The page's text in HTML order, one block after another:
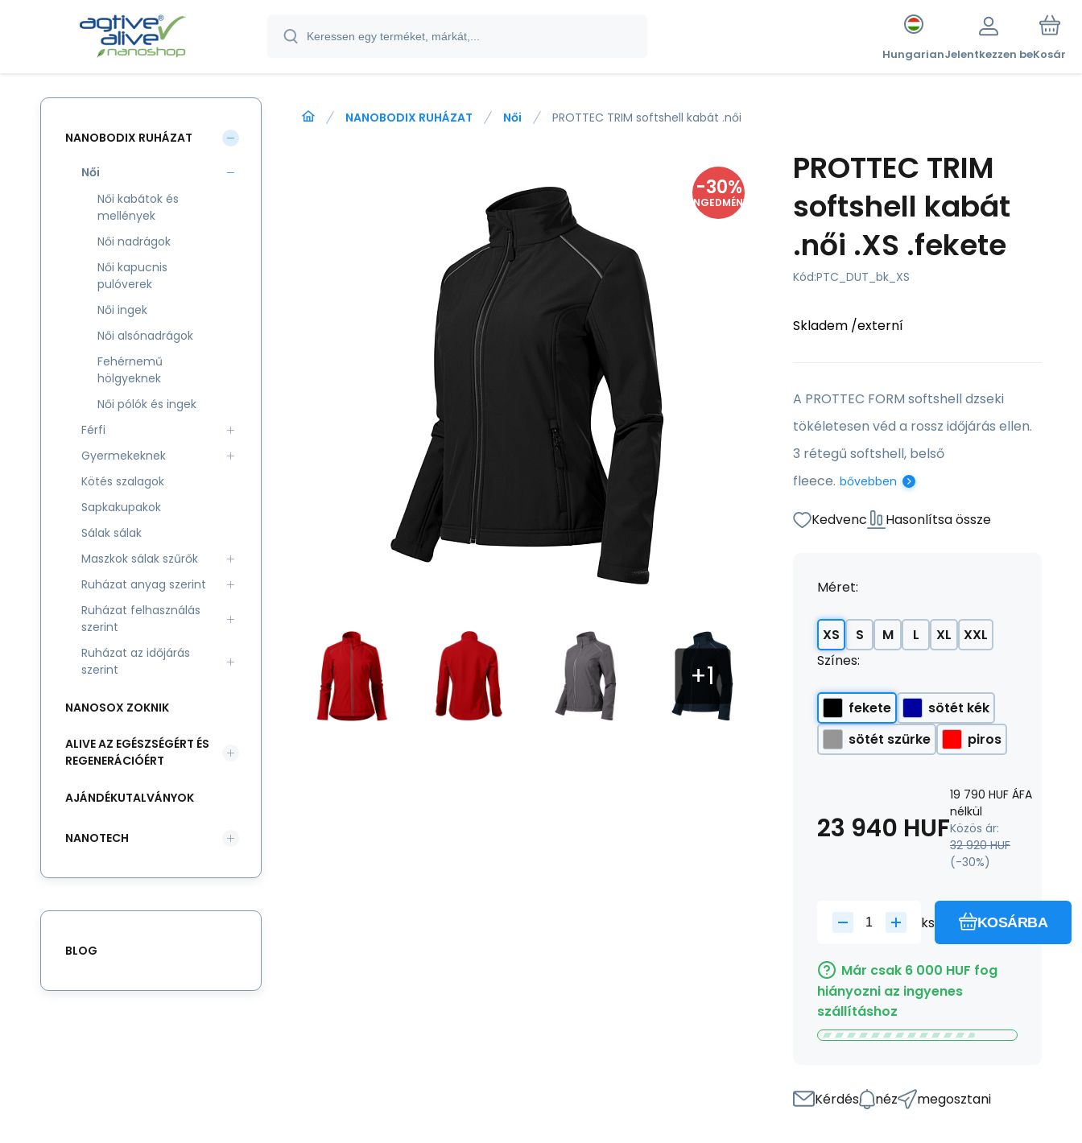
HungarianJelentkezzen beKosár
NANOBODIX RUHÁZAT Női PROTTEC TRIM softshell kabát .női
-30%
ENGEDMÉNY
PROTTEC TRIM
softshell kabát
.női .XS .fekete
Kód:PTC_DUT_bk_XS
Skladem /externí
A PROTTEC FORM softshell dzseki
tökéletesen véd a rossz időjárás ellen.
3 rétegű softshell, belső
fleece. bővebben
Kedvenc Hasonlítsa össze
Méret:
XS S M L XL
XXL
Színes:
fekete
sötét kék
sötét szürke
piros
23 940 HUF
19 790 HUF ÁFA
nélkül
Közös ár:
32 920 HUF
(-30%)
ks KOSÁRBA
Már csak 6 000 HUF fog
hiányozni az ingyenes
szállításhoz
Kérdés néz megosztani
NANOBODIX RUHÁZAT
Női
Női kabátok és
mellények
Női nadrágok
Női kapucnis
pulóverek
Női ingek
Női alsónadrágok
Fehérnemű
hölgyeknek
Női pólók és ingek
Férfi
Gyermekeknek
Kötés szalagok
Sapkakupakok
Sálak sálak
Maszkok sálak szűrők
Ruházat anyag szerint
Ruházat felhasználás
szerint
Ruházat az időjárás
szerint
NANOSOX ZOKNIK
ALIVE AZ EGÉSZSÉGÉRT ÉS
REGENERÁCIÓÉRT
AJÁNDÉKUTALVÁNYOK
NANOTECH
BLOG